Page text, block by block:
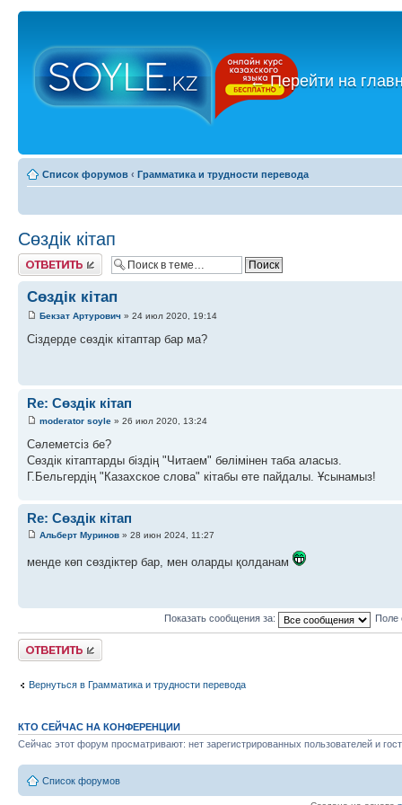
←Перейти на
Список форумов ‹ Грамматика и трудности перевода
Сөздік кітап
Ответить
Сөздік кітап
Бекзат Артурович » 24 июл 2020, 19:14
Cіздерде сөздік кітаптар бар ма?
Re: Сөздік кітап
moderator soyle » 26 июл 2020, 13:24
Сәлеметсіз бе?
Сөздік кітаптарды біздің "Читаем" бөлімінен таба аласыз.
Г.Бельгердің "Казахское слова" кітабы өте пайдалы. Ұсынамыз!
Re: Сөздік кітап
Альберт Муринов » 28 июн 2024, 11:27
менде көп сөздіктер бар, мен оларды қолданам
Показать сообщения за: Поле
Ответить
Вернуться в Грамматика и трудности перевода
КТО СЕЙЧАС НА КОНФЕРЕНЦИИ
Сейчас этот форум просматривают: нет зарегистрированных пользователей и
Список форумов